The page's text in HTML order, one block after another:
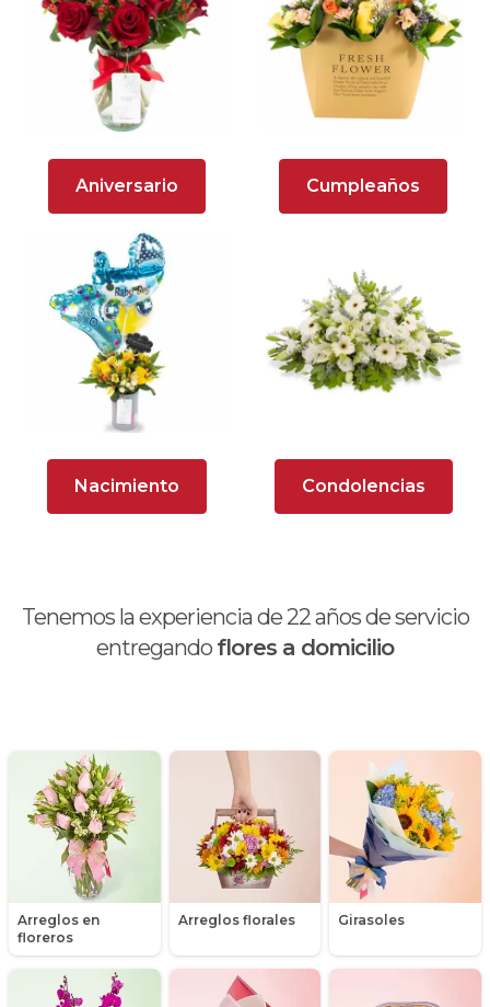
Aniversario Cumpleaños
Nacimiento Condolencias
Tenemos la experiencia de 22años de servicio
entregando flores a domicilio
Arreglos en
floreros
Arreglos florales Girasoles
Arreglos florales en tono lila
Arreglos florales en tono naranja
Arreglos Florales para Aniversario
Arreglos florales para dar agradecimiento
Arreglos Florales para Defunciones
Arreglos Florales para Eventos
Arreglos florales románticos
Arreglos rosados
Día de la madre
Flores y Regalos de Navidad
Gerberas
Girasoles
Globos
Graduación